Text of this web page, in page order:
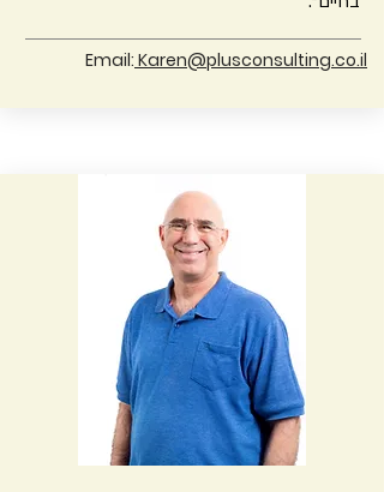
Email: Karen@plusconsulting.co.il